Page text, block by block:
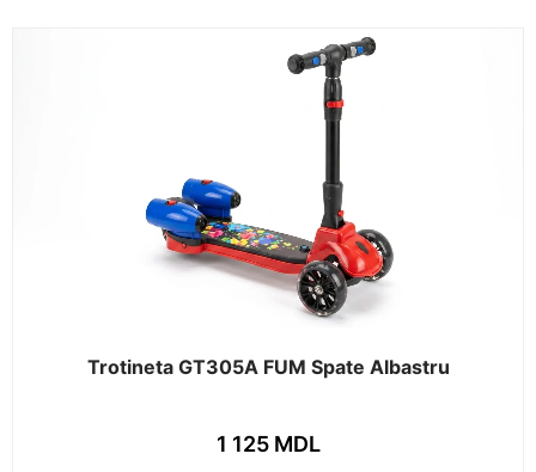
Trotineta GT305A FUM Spate Albastru
1 125 MDL